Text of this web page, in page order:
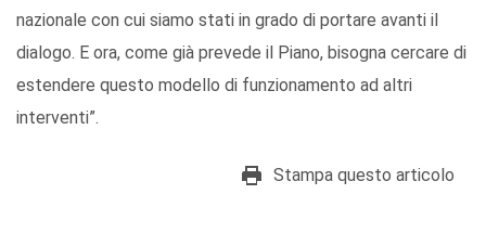
nazionale con cui siamo stati in grado di portare avanti il
dialogo. E ora, come già prevede il Piano, bisogna cercare di
estendere questo modello di funzionamento ad altri
interventi”.
Stampa questo articolo